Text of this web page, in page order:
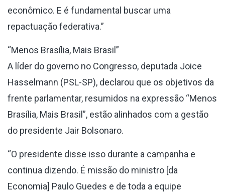
econômico. E é fundamental buscar uma
repactuação federativa.”
“Menos Brasília, Mais Brasil”
A líder do governo no Congresso, deputada Joice
Hasselmann (PSL-SP), declarou que os objetivos da
frente parlamentar, resumidos na expressão “Menos
Brasília, Mais Brasil”, estão alinhados com a gestão
do presidente Jair Bolsonaro.
“O presidente disse isso durante a campanha e
continua dizendo. É missão do ministro [da
Economia] Paulo Guedes e de toda a equipe